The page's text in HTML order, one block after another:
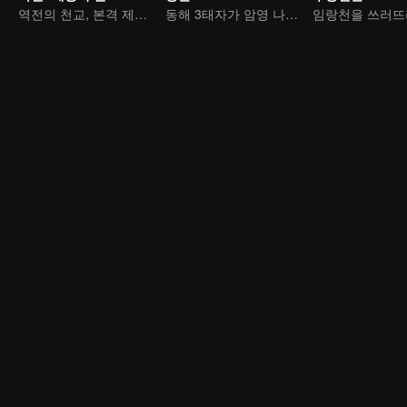
역전의 천교, 본격 제로에 오르다
동해 3태자가 암영 나타를 죽음으로 내몰다